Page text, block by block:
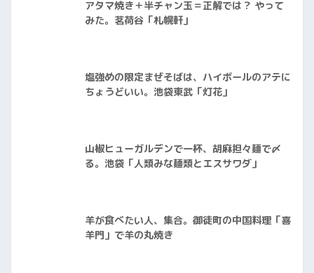
アタマ焼き＋半チャン玉＝正解では？ やって
みた。茗荷谷「札幌軒」
塩強めの限定まぜそばは、ハイボールのアテに
ちょうどいい。池袋東武「灯花」
山椒ヒューガルデンで一杯、胡麻担々麺で〆
る。池袋「人類みな麺類とエスサワダ」
羊が食べたい人、集合。御徒町の中国料理「喜
羊門」で羊の丸焼き